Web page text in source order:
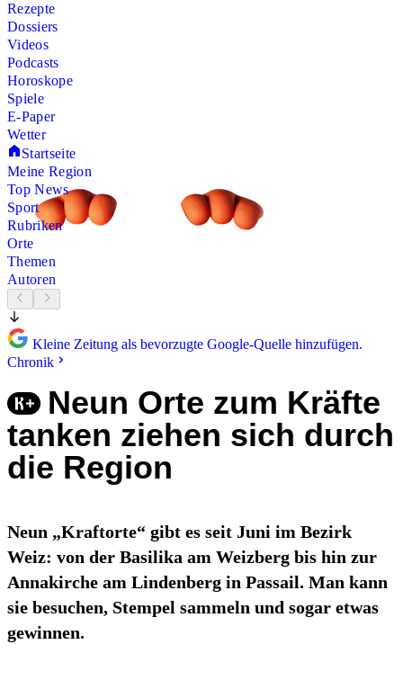
Rezepte
Dossiers
Videos
Podcasts
Horoskope
Spiele
E-Paper
Wetter
Startseite
Meine Region
Top News
Sport
Rubriken
Orte
Themen
Autoren
Kleine Zeitung als bevorzugte Google-Quelle hinzufügen.
Chronik
Neun Orte zum Kräfte
tanken ziehen sich durch
die Region
Neun „Kraftorte“ gibt es seit Juni im Bezirk
Weiz: von der Basilika am Weizberg bis hin zur
Annakirche am Lindenberg in Passail. Man kann
sie besuchen, Stempel sammeln und sogar etwas
gewinnen.